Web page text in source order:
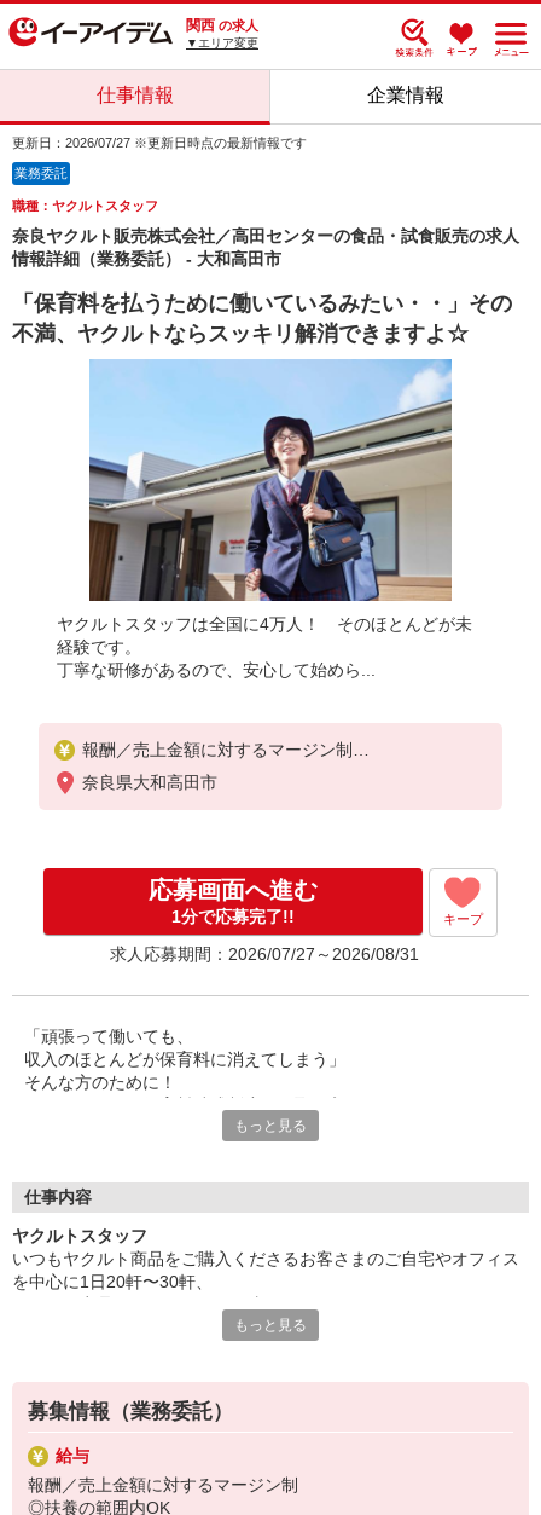
関西 の求人
▼エリア変更
仕事情報 企業情報
更新日：2026/07/27 ※更新日時点の最新情報です
業務委託
職種：ヤクルトスタッフ
奈良ヤクルト販売株式会社／高田センターの食品・試食販売の求人
情報詳細（業務委託） - 大和高田市
「保育料を払うために働いているみたい・・」その
不満、ヤクルトならスッキリ解消できますよ☆
ヤクルトスタッフは全国に4万人！ そのほとんどが未
経験です。
丁寧な研修があるので、安心して始めら...
報酬／売上金額に対するマージン制
◎扶養の範囲内OK
◎扶養の範囲を超えた高収入も相談してください
げます◎
働ける時間や環境に合わせて最大限に考慮します、
お気軽にお問い合わせください！
収入保障期間：3か月
奈良県大和高田市
応募画面へ進む
1分で応募完了!! キープ
求人応募期間：2026/07/27～2026/08/31
「頑張って働いても、
収入のほとんどが保育料に消えてしまう」
そんな方のために！
一般の保育園に子どもを預けている方をバックアップ◎
◆急なお休みにもスタッフ同士で快くフォロー
など、働くママの多いヤクルトならではの
仕事×育児のお悩みをスッキリ解決に導きます☆
もっと見る
仕事内容
ヤクルトスタッフ
いつもヤクルト商品をご購入くださるお客さまのご自宅やオフィス
を中心に1日20軒〜30軒、
商品を通じてお客さまとふれあう楽しさ、健康的な生活にお役立ち
す！
〜ヤクルトスタッフの1日〜
2児の母として仕事と家庭の両立をしているHさん。
実際のワークスタイルを、一例としてご紹介いたします！
もっと見る
募集情報（業務委託）
給与
報酬／売上金額に対するマージン制
◎扶養の範囲内OK